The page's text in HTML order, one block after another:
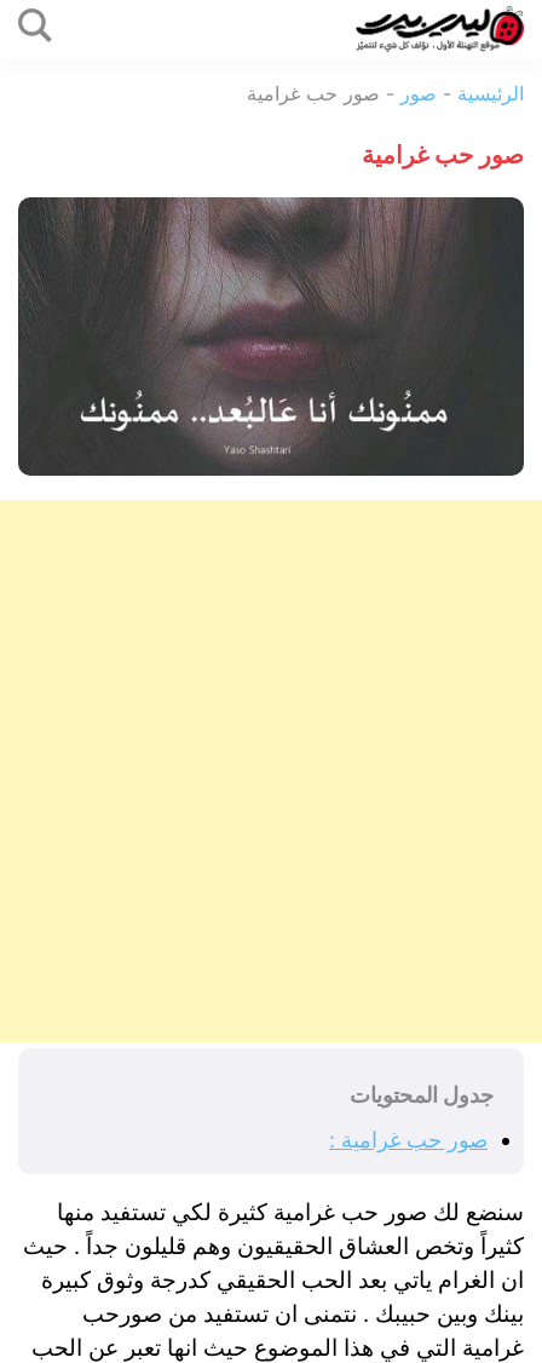
بيرد
الرئيسية - صور - صور حب غرامية
صور حب غرامية
جدول المحتويات
صور حب غرامية :
سنضع لك صور حب غرامية كثيرة لكي تستفيد منها
كثيراً وتخص العشاق الحقيقيون وهم قليلون جداً . حيث
ان الغرام ياتي بعد الحب الحقيقي كدرجة وثوق كبيرة
بينك وبين حبيبك . نتمنى ان تستفيد من صورحب
غرامية التي في هذا الموضوع حيث انها تعبر عن الحب